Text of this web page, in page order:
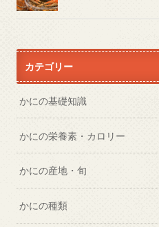
カテゴリー
かにの基礎知識
かにの栄養素・カロリー
かにの産地・旬
かにの種類